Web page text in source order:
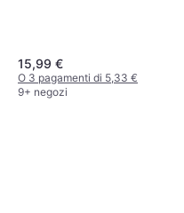
15,99 €
O 3 pagamenti di 5,33 €
9+ negozi